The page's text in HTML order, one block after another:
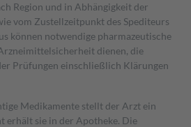
Region und in Abhängigkeit der
vom Zustellzeitpunkt des Spediteurs
können notwendige pharmazeutische
dienen, die
Prüfungen einschließlich Klärungen
Medikamente stellt der Arzt ein
erhält sie in der Apotheke. Die